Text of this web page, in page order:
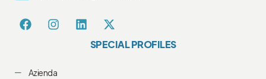
SPECIAL PROFILES
Azienda